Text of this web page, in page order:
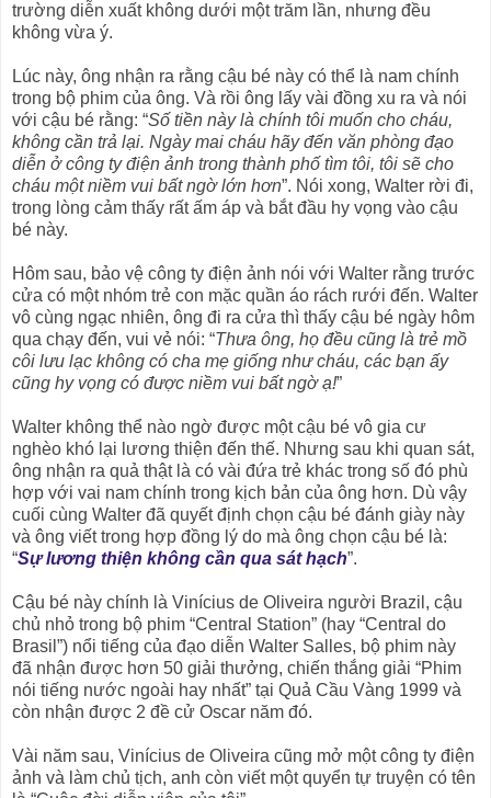
trường diễn xuất không dưới một trăm lần, nhưng đều
không vừa ý.
Lúc này, ông nhận ra rằng cậu bé này có thể là nam chính
trong bộ phim của ông. Và rồi ông lấy vài đồng xu ra và nói
với cậu bé rằng: “Số tiền này là chính tôi muốn cho cháu,
không cần trả lại. Ngày mai cháu hãy đến văn phòng đạo
diễn ở công ty điện ảnh trong thành phố tìm tôi, tôi sẽ cho
cháu một niềm vui bất ngờ lớn hơn”. Nói xong, Walter rời đi,
trong lòng cảm thấy rất ấm áp và bắt đầu hy vọng vào cậu
bé này.
Hôm sau, bảo vệ công ty điện ảnh nói với Walter rằng trước
cửa có một nhóm trẻ con mặc quần áo rách rưới đến. Walter
vô cùng ngạc nhiên, ông đi ra cửa thì thấy cậu bé ngày hôm
qua chạy đến, vui vẻ nói: “Thưa ông, họ đều cũng là trẻ mồ
côi lưu lạc không có cha mẹ giống như cháu, các bạn ấy
cũng hy vọng có được niềm vui bất ngờ ạ!”
Walter không thể nào ngờ được một cậu bé vô gia cư
nghèo khó lại lương thiện đến thế. Nhưng sau khi quan sát,
ông nhận ra quả thật là có vài đứa trẻ khác trong số đó phù
hợp với vai nam chính trong kịch bản của ông hơn. Dù vậy
cuối cùng Walter đã quyết định chọn cậu bé đánh giày này
và ông viết trong hợp đồng lý do mà ông chọn cậu bé là:
“Sự lương thiện không cần qua sát hạch”.
Cậu bé này chính là Vinícius de Oliveira người Brazil, cậu
chủ nhỏ trong bộ phim “Central Station” (hay “Central do
Brasil”) nổi tiếng của đạo diễn Walter Salles, bộ phim này
đã nhận được hơn 50 giải thưởng, chiến thắng giải “Phim
nói tiếng nước ngoài hay nhất” tại Quả Cầu Vàng 1999 và
còn nhận được 2 đề cử Oscar năm đó.
Vài năm sau, Vinícius de Oliveira cũng mở một công ty điện
ảnh và làm chủ tịch, anh còn viết một quyển tự truyện có tên